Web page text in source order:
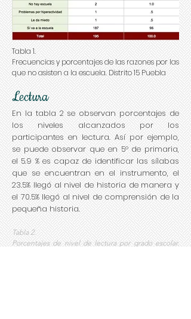
Tabla 1.
Frecuencias y porcentajes de las razones por las
que no asisten a la escuela. Distrito 15 Puebla
Lectura
En la tabla 2 se observan porcentajes de
los niveles alcanzados por los
participantes en lectura. Así por ejemplo,
se puede observar que en 5° de primaria,
el 5.9 % es capaz de identificar las sílabas
que se encuentran en el instrumento, el
23.5% llegó al nivel de historia de manera y
el 70.5% llegó al nivel de comprensión de la
pequeña historia.
Tabla 2.
Porcentajes de nivel de lectura por grado escolar.